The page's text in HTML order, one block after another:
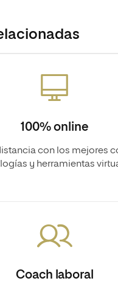
100% online
con los mejores
y herramientas
Coach laboral